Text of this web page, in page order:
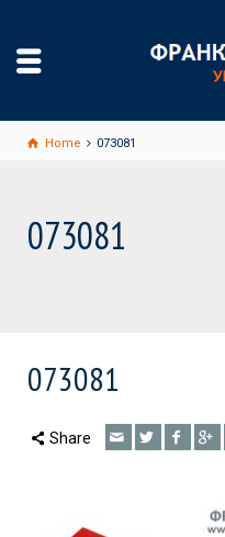
Home 073081
073081
073081
Share